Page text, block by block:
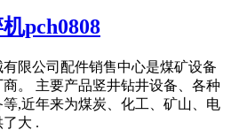
pch0808
限公司配件销售中心是煤矿设备
。 主要产品竖井钻井设备、各种
,近年来为煤炭、化工、矿山、电
大 .